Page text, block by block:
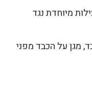
מיוחדת נגד
מגן על הכבד מפני